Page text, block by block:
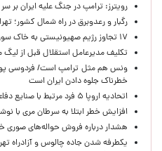
رویترز: ترامپ در جنگ علیه ایران بر سر ۲ راهی بدی گیر افتاده است
رگبار و رعدوبرق در راه شمال کشور؛
۱۷ تجاوز رژیم صهیونیستی به خاک سوریه در ۴۸ ساعت گذشته
تکلیف مدیرعامل استقلال قبل از
ونس هم مثل ترامپ است/ فردوسی
خطرناک جلوه دادن ایران است
اتحادیه اروپا ۵ فرد مرتبط با صنایع دفاعی روسیه را تحریم کرد
افزایش خطر ابتلا به سرطان مری با نوشیدن
هشدار درباره فروش حواله‌های صوری
یکطرفه شدن جاده چالوس و آزادراه